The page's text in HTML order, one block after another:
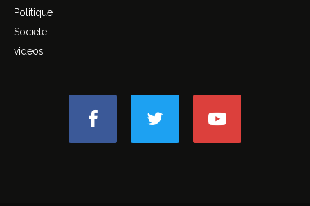
Politique
Societe
videos